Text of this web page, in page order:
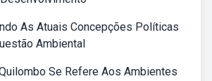
As Atuais Concepções Políticas
Ambiental
Se Refere Aos Ambientes